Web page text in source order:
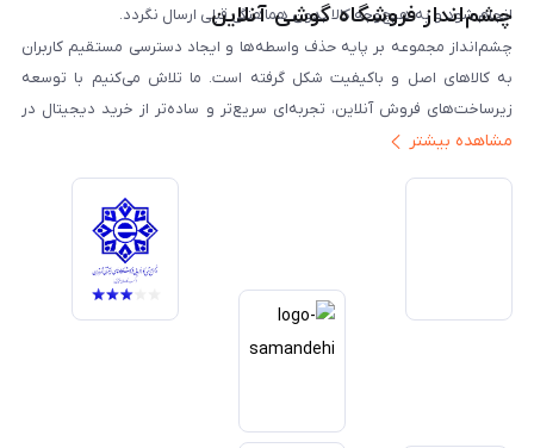
انجام شود و به هیچ‌وجه کالا بدون هماهنگی قبلی ارسال نگردد.
چشم‌انداز فروشگاه گوشی آنلاین
چشم‌انداز مجموعه بر پایه حذف واسطه‌ها و ایجاد دسترسی مستقیم کاربران
به کالاهای اصل و باکیفیت شکل گرفته است. ما تلاش می‌کنیم با توسعه
زیرساخت‌های فروش آنلاین، تجربه‌ای سریع‌تر و ساده‌تر از خرید دیجیتال در
ایران ارائه دهیم. تبدیل‌شدن به مرجعی قابل اعتماد برای خرید کالای دیجیتال،
خدمات و به‌روزرسانی مداوم محصولات، مسیر ما را روشن‌تر می‌کند. ما باور
داریم آینده بازار دیجیتال متعلق به کسب‌وکارهایی است که صداقت و شفافیت
را در اولویت قرار می‌دهند. گوشی آنلاین با تکیه بر تجربه و تخصص، با قدرت به
سمت تحقق این چشم‌انداز حرکت می‌کند.
مشاهده بیشتر